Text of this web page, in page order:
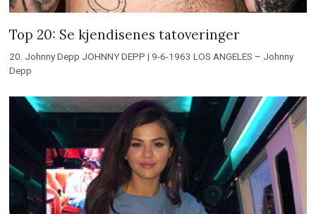
Top 20: Se kjendisenes tatoveringer
20. Johnny Depp JOHNNY DEPP | 9-6-1963 LOS ANGELES – Johnny
Depp